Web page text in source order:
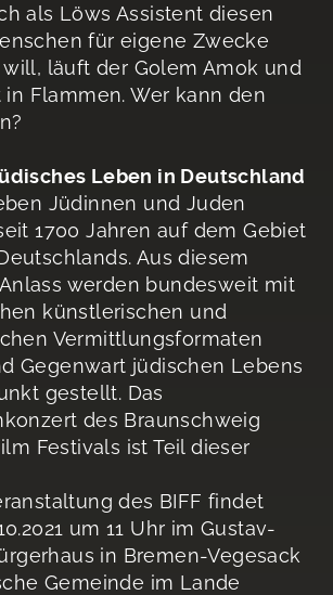
als Löws Assistent diesen
für eigene Zwecke
läuft der Golem Amok und
Flammen. Wer kann den
Leben in Deutschland
Jüdinnen und Juden
1700 Jahren auf dem Gebiet
Aus diesem
werden bundesweit mit
künstlerischen und
Vermittlungsformaten
Gegenwart jüdischen Lebens
gestellt. Das
des Braunschweig
Festivals ist Teil dieser
des BIFF findet
um 11 Uhr im Gustav-
in Bremen-Vegesack
Gemeinde im Lande